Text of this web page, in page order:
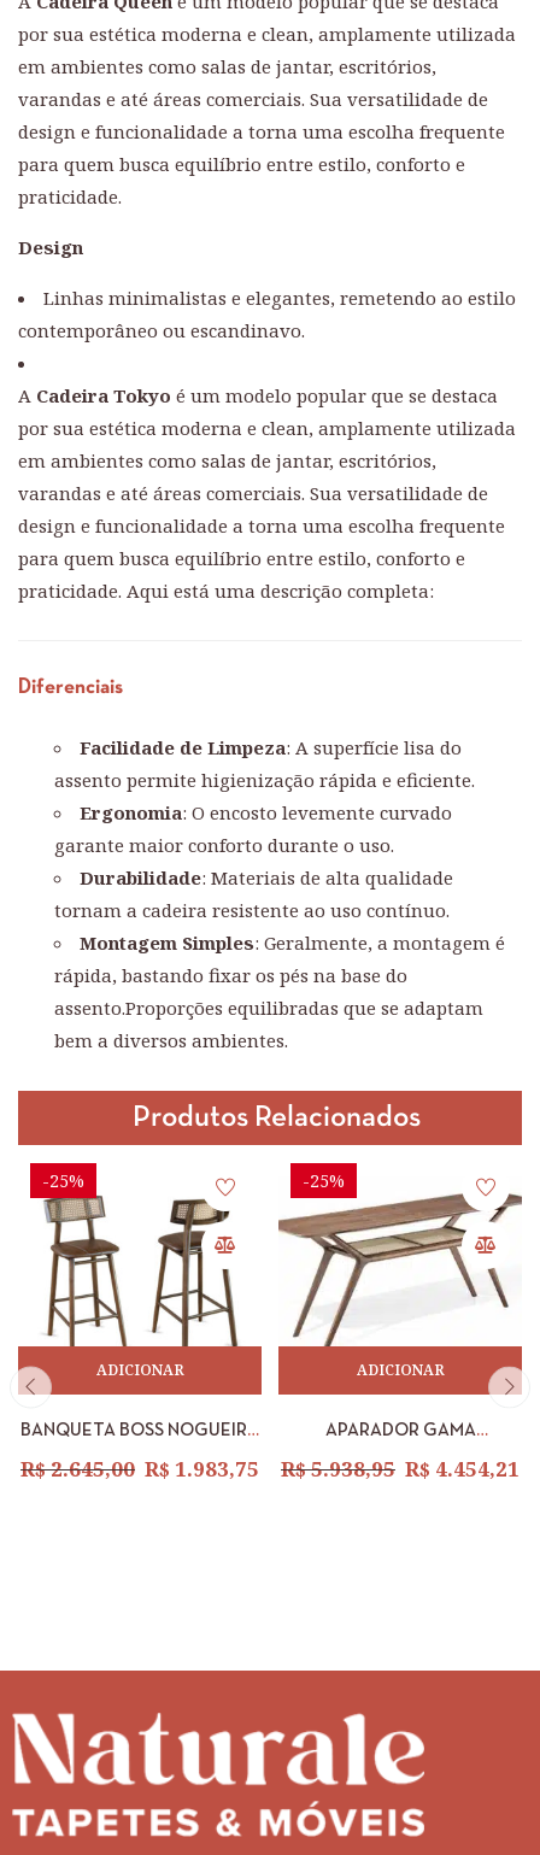
por sua estética moderna e clean, amplamente utilizada
em ambientes como salas de jantar, escritórios,
varandas e até áreas comerciais. Sua versatilidade de
design e funcionalidade a torna uma escolha frequente
para quem busca equilíbrio entre estilo, conforto e
praticidade.
Design
Linhas minimalistas e elegantes, remetendo ao estilo
contemporâneo ou escandinavo.
A Cadeira Tokyo é um modelo popular que se destaca
por sua estética moderna e clean, amplamente utilizada
em ambientes como salas de jantar, escritórios,
varandas e até áreas comerciais. Sua versatilidade de
design e funcionalidade a torna uma escolha frequente
para quem busca equilíbrio entre estilo, conforto e
praticidade. Aqui está uma descrição completa:
Diferenciais
Facilidade de Limpeza: A superfície lisa do
assento permite higienização rápida e eficiente.
Ergonomia: O encosto levemente curvado
garante maior conforto durante o uso.
Durabilidade: Materiais de alta qualidade
tornam a cadeira resistente ao uso contínuo.
Montagem Simples: Geralmente, a montagem é
rápida, bastando fixar os pés na base do
assento.Proporções equilibradas que se adaptam
bem a diversos ambientes.
Produtos Relacionados
-25%
ADICIONAR
BANQUETA BOSS NOGUEIRA
COURO ESCURO –
R$2.645,00 R$ 1.983,75
-25%
ADICIONAR
APARADOR GAMA
R$5.938,95 R$ 4.454,21